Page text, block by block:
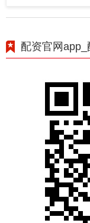
配资官网